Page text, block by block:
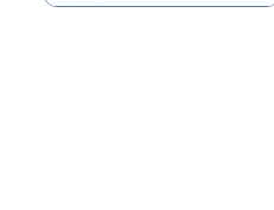
Infosec E2 LCD-2000